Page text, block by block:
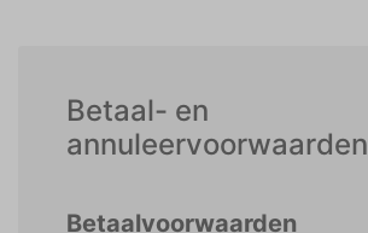
Betaal- en
annuleervoorwaarden
Betaalvoorwaarden